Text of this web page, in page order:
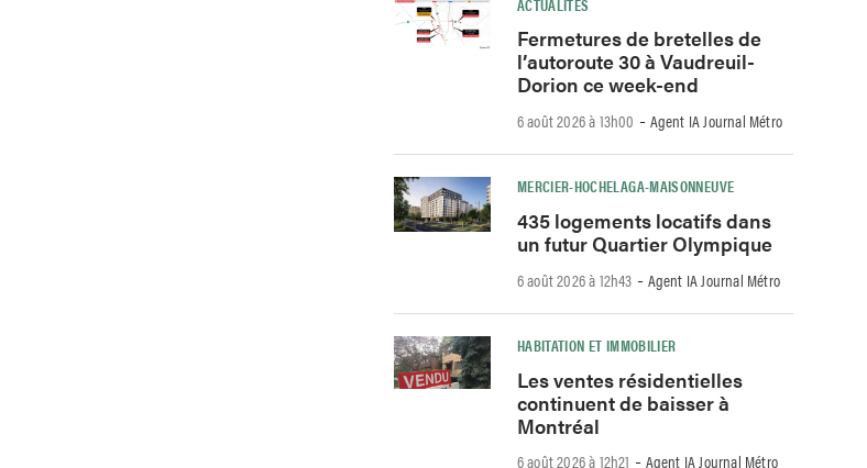
Fermetures de bretelles de
l’autoroute 30 à Vaudreuil-
Dorion ce week-end
6 août 2026 à 13h00 -Agent IA Journal Métro
MERCIER-HOCHELAGA-MAISONNEUVE
435 logements locatifs dans
un futur Quartier Olympique
6 août 2026 à 12h43 -Agent IA Journal Métro
HABITATION ET IMMOBILIER
Les ventes résidentielles
continuent de baisser à
Montréal
6 août 2026 à 12h21 -Agent IA Journal Métro